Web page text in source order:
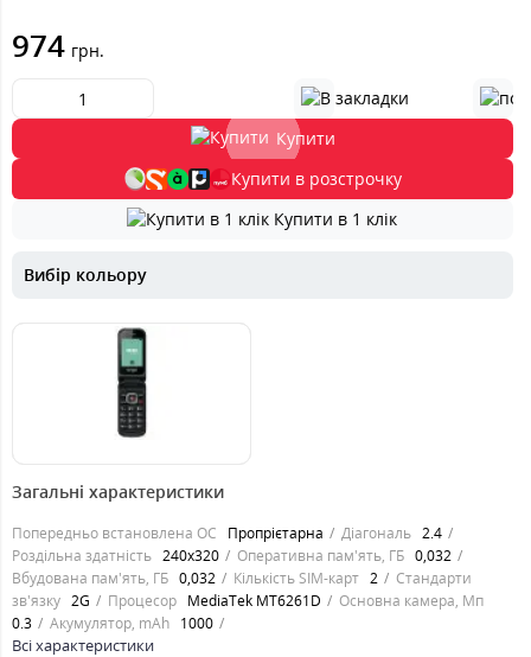
974 грн.
Купити
Купити в розстрочку
Купити в 1 клік
Вибір кольору
858 грн.
Загальні характеристики
Попередньо встановлена ОС Пропрієтарна Діагональ 2.4
Роздільна здатність 240x320 Оперативна пам'ять, ГБ 0,032
Вбудована пам'ять, ГБ 0,032 Кількість SIM-карт 2
Стандарти
зв'язку 2G Процесор MediaTek MT6261D
Основна камера, Мп
0.3
Акумулятор, mAh 1000
Всі характеристики